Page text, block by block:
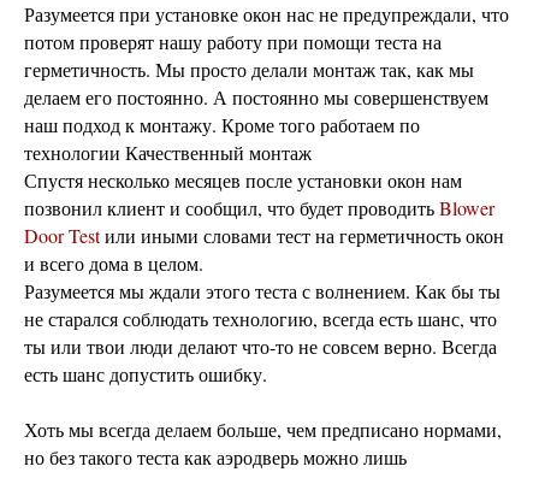
Разумеется при установке окон нас не предупреждали, что
потом проверят нашу работу при помощи теста на
герметичность. Мы просто делали монтаж так, как мы
делаем его постоянно. А постоянно мы совершенствуем
наш подход к монтажу. Кроме того работаем по
технологии Качественный монтаж
Спустя несколько месяцев после установки окон нам
позвонил клиент и сообщил, что будет проводитьBlower
Door Testили иными словами тест на герметичность окон
и всего дома в целом.
Разумеется мы ждали этого теста с волнением. Как бы ты
не старался соблюдать технологию, всегда есть шанс, что
ты или твои люди делают что-то не совсем верно. Всегда
есть шанс допустить ошибку.
Хоть мы всегда делаем больше, чем предписано нормами,
но без такого теста как аэродверь можно лишь